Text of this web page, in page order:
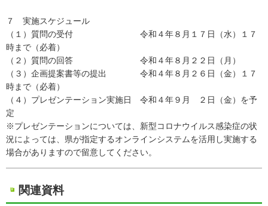
７ 実施スケジュール
（１）質問の受付 令和４年８月１７日（水）１７
時まで（必着）
（２）質問の回答 令和４年８月２２日（月）
（３）企画提案書等の提出 令和４年８月２６日（金）１７
時まで（必着）
（４）プレゼンテーション実施日 令和４年９月 ２日（金）を予
定
※プレゼンテーションについては、新型コロナウイルス感染症の状
況によっては、県が指定するオンラインシステムを活用し実施する
場合がありますので留意してください。
関連資料